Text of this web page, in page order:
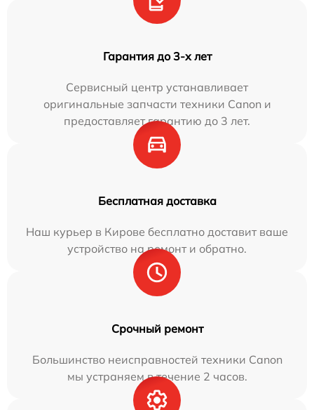
Гарантия до 3-х лет
Сервисный центр устанавливает
оригинальные запчасти техники Canon и
предоставляет гарантию до 3 лет.
Бесплатная доставка
Наш курьер в Кирове бесплатно доставит ваше
устройство на ремонт и обратно.
Срочный ремонт
Большинство неисправностей техники Canon
мы устраняем в течение 2 часов.